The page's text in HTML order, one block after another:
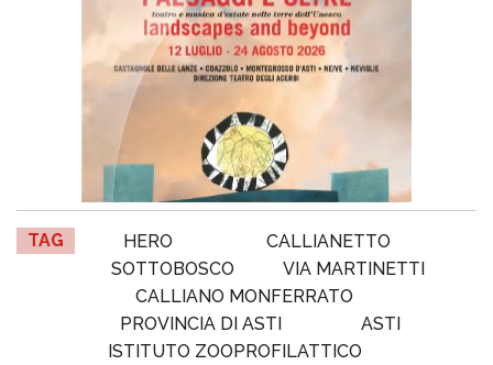
TAG HERO
CALLIANETTO
SOTTOBOSCO
VIA MARTINETTI
CALLIANO MONFERRATO
PROVINCIA DI ASTI
ASTI
ISTITUTO ZOOPROFILATTICO